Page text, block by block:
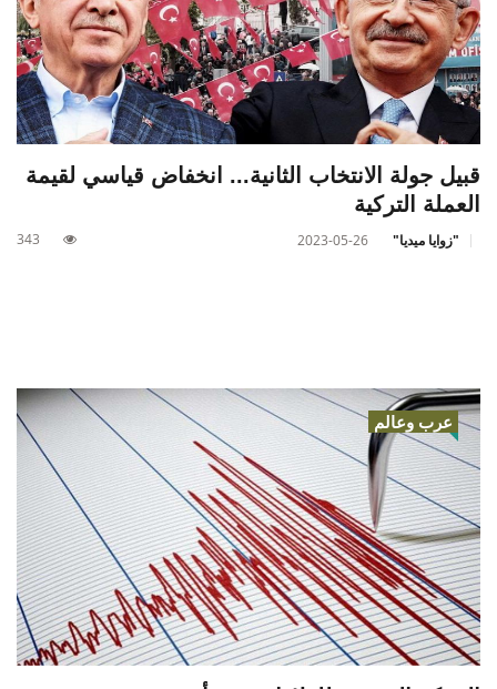
قبيل جولة الانتخاب الثانية... انخفاض قياسي لقيمة
العملة التركية
"زوايا ميديا" 2023-05-26
343
عرب وعالم